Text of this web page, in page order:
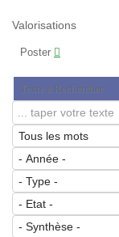
Valorisations
Poster
Texte à Rechercher